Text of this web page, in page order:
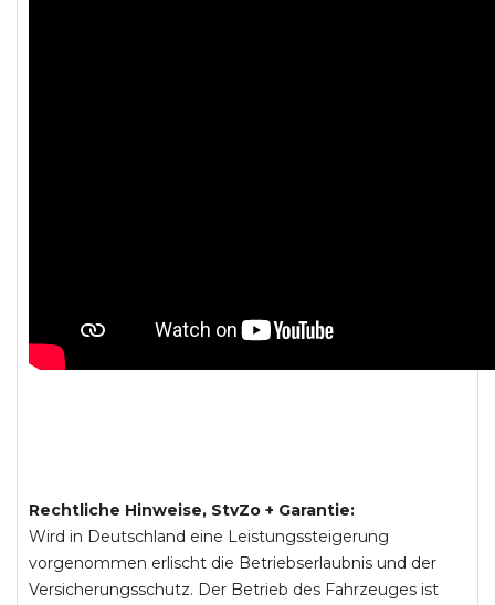
Rechtliche Hinweise, StvZo + Garantie:
Wird in Deutschland eine Leistungssteigerung
vorgenommen erlischt die Betriebserlaubnis und der
Versicherungsschutz. Der Betrieb des Fahrzeuges ist